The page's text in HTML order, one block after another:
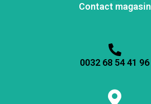
Contact magasin
0032 68 54 41 96